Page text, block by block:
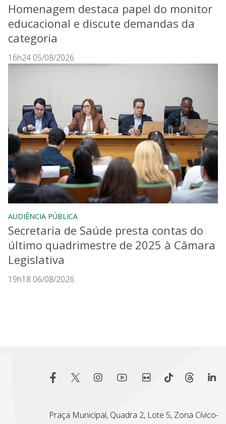
Homenagem destaca papel do monitor
educacional e discute demandas da
categoria
16h24 05/08/2026
AUDIÊNCIA PÚBLICA
Secretaria de Saúde presta contas do
último quadrimestre de 2025 à Câmara
Legislativa
19h18 06/08/2026
Praça Municipal, Quadra 2, Lote 5, Zona Cívico-